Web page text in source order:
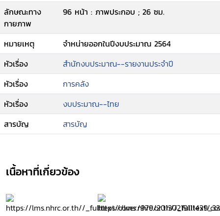
ลักษณะทาง
กายภาพ
96 หน้า : ภาพประกอบ ; 26 ซม.
หมายเหตุ
จำหน่ายออกในปีงบประมาณ 2564
หัวเรื่อง
สำนักงบประมาณ--รายงานประจำปี
หัวเรื่อง
การคลัง
หัวเรื่อง
งบประมาณ--ไทย
สารบัญ
สารบัญ
เนื้อหาที่เกี่ยวข้อง